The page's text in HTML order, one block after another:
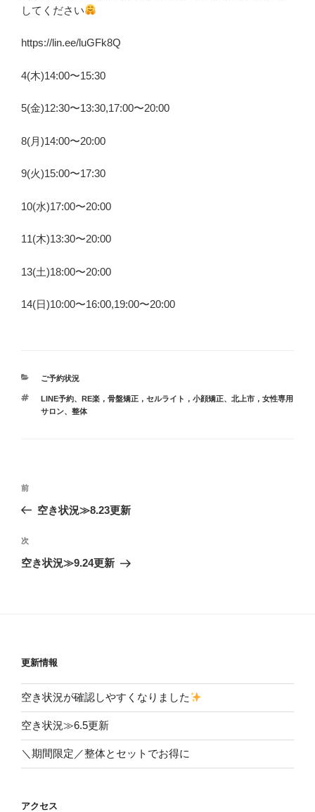
してください
https://lin.ee/luGFk8Q
4(木)14:00〜15:30
5(金)12:30〜13:30,17:00〜20:00
8(月)14:00〜20:00
9(火)15:00〜17:30
10(水)17:00〜20:00
11(木)13:30〜20:00
13(土)18:00〜20:00
14(日)10:00〜16:00,19:00〜20:00
カ
ゴ
リ
ご予約状況
タ
グ
LINE予約、 RE楽，骨盤矯正，セルライト，小顔矯正、 北上市，女性専用
サロン、 整体
投
ビ
ゲ
前
の
稿
前
空き状況≫8.23更新
次
の
次
空き状況≫9.24更新
更新情報
空き状況が確認しやすくなりました
空き状況≫6.5更新
＼期間限定／整体とセットでお得に
アクセス